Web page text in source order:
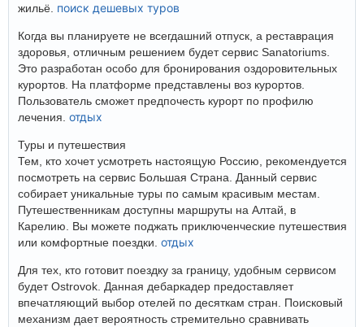
жильё. поиск дешевых туров
Когда вы планируете не всегдашний отпуск, а реставрация
здоровья, отличным решением будет сервис Sanatoriums.
Это разработан особо для бронирования оздоровительных
курортов. На платформе представлены воз курортов.
Пользователь сможет предпочесть курорт по профилю
лечения. отдых
Туры и путешествия
Тем, кто хочет усмотреть настоящую Россию, рекомендуется
посмотреть на сервис Большая Страна. Данный сервис
собирает уникальные туры по самым красивым местам.
Путешественникам доступны маршруты на Алтай, в
Карелию. Вы можете поджать приключенческие путешествия
или комфортные поездки. отдых
Для тех, кто готовит поездку за границу, удобным сервисом
будет Ostrovok. Данная дебаркадер предоставляет
впечатляющий выбор отелей по десяткам стран. Поисковый
механизм дает вероятность стремительно сравнивать